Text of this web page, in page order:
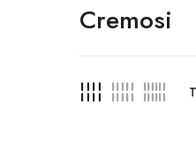
Cremosi